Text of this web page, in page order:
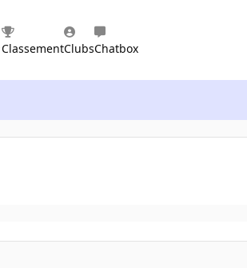
ClassementClubsChatbox